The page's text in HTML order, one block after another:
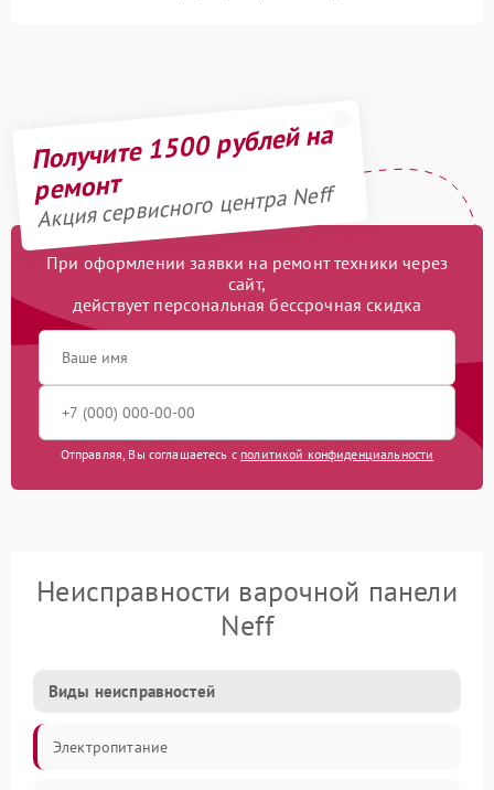
Получите 1500 рублей на
ремонт
Акция сервисного центра Neff
При оформлении заявки на ремонт техники через
сайт,
действует персональная бессрочная скидка
Отправляя, Вы соглашаетесь с политикой конфиденциальности
Неисправности варочной панели
Neff
Виды неисправностей
Электропитание